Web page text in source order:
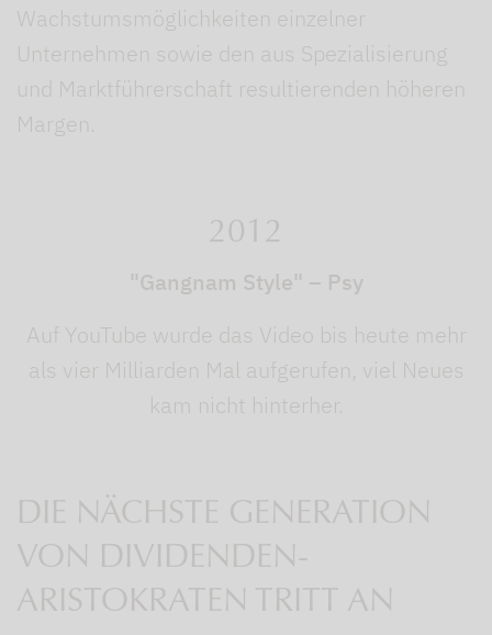
Wachstumsmöglichkeiten einzelner
Unternehmen sowie den aus Spezialisierung
und Marktführerschaft resultierenden höheren
Margen.
2012
"Gangnam Style" – Psy
Auf YouTube wurde das Video bis heute mehr
als vier Milliarden Mal aufgerufen, viel Neues
kam nicht hinterher.
DIE NÄCHSTE GENERATION
VON DIVIDENDEN-
ARISTOKRATEN TRITT AN